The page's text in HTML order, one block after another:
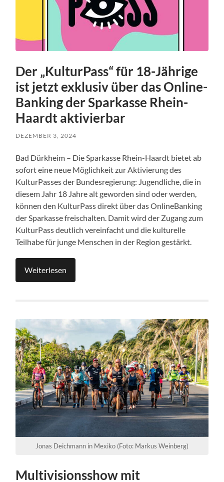
Der „KulturPass“ für 18-Jährige
ist jetzt exklusiv über das Online-
Banking der Sparkasse Rhein-
Haardt aktivierbar
DEZEMBER 3, 2024
Bad Dürkheim – Die Sparkasse Rhein-Haardt bietet ab
sofort eine neue Möglichkeit zur Aktivierung des
KulturPasses der Bundesregierung: Jugendliche, die in
diesem Jahr 18 Jahre alt geworden sind oder werden,
können den KulturPass direkt über das OnlineBanking
der Sparkasse freischalten. Damit wird der Zugang zum
KulturPass deutlich vereinfacht und die kulturelle
Teilhabe für junge Menschen in der Region gestärkt.
Weiterlesen
Jonas Deichmann in Mexiko (Foto: Markus Weinberg)
Multivisionsshow mit